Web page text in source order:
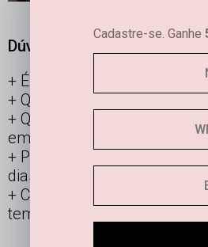
Dúvidas frequentes
É possível limpar joias
Qual é a diferença entre
Qual a durabilidade de
em ouro e prata?
Posso usar os acessórios
dias?
Como manter minha joia
tempo?
Cadastre-se. Ganhe